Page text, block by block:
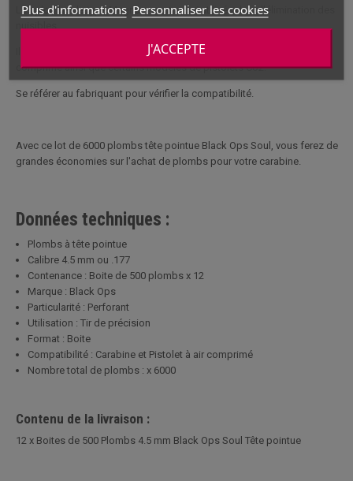
Plus d'informations Personnaliser les cookies
J'ACCEPTE
Les plombs de type Magnum sont aussi utilisés dans l'élimination des
nuisibles.
Ils sont compatibles avec les carabines à plomb, les pistolets à air
comprimé ainsi que certains modèles de pistolets Co2.
Se référer au fabriquant pour vérifier la compatibilité.
Avec ce lot de 6000 plombs tête pointue Black Ops Soul, vous ferez de
grandes économies sur l'achat de plombs pour votre carabine.
Données techniques :
Plombs à tête pointue
Calibre 4.5 mm ou .177
Contenance : Boite de 500 plombs x 12
Marque : Black Ops
Particularité : Perforant
Utilisation : Tir de précision
Format : Boite
Compatibilité : Carabine et Pistolet à air comprimé
Nombre total de plombs : x 6000
Contenu de la livraison :
12 x Boites de 500 Plombs 4.5 mm Black Ops Soul Tête pointue